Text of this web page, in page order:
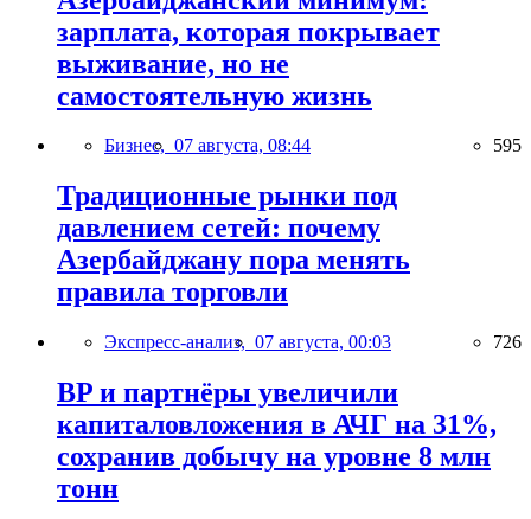
зарплата, которая покрывает
выживание, но не
самостоятельную жизнь
Бизнес, 07 августа, 08:44 595
Традиционные рынки под
давлением сетей: почему
Азербайджану пора менять
правила торговли
Экспресс-анализ, 07 августа, 00:03 726
BP и партнёры увеличили
капиталовложения в АЧГ на 31%,
сохранив добычу на уровне 8 млн
тонн